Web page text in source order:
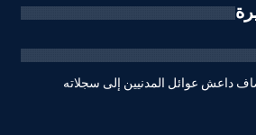
داعش عوائل المدنيين إلى سجلاته